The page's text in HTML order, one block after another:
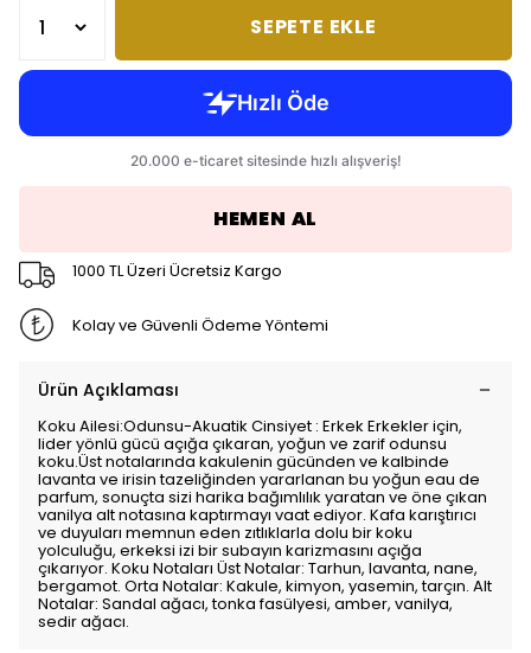
SEPETE EKLE
HEMEN AL
1000 TL Üzeri Ücretsiz Kargo
Kolay ve Güvenli Ödeme Yöntemi
Ürün Açıklaması
Koku Ailesi:Odunsu-Akuatik Cinsiyet : Erkek Erkekler için,
lider yönlü gücü açığa çıkaran, yoğun ve zarif odunsu
koku.Üst notalarında kakulenin gücünden ve kalbinde
lavanta ve irisin tazeliğinden yararlanan bu yoğun eau de
parfum, sonuçta sizi harika bağımlılık yaratan ve öne çıkan
vanilya alt notasına kaptırmayı vaat ediyor. Kafa karıştırıcı
ve duyuları memnun eden zıtlıklarla dolu bir koku
yolculuğu, erkeksi izi bir subayın karizmasını açığa
çıkarıyor. Koku Notaları Üst Notalar: Tarhun, lavanta, nane,
bergamot. Orta Notalar: Kakule, kimyon, yasemin, tarçın. Alt
Notalar: Sandal ağacı, tonka fasülyesi, amber, vanilya,
sedir ağacı.